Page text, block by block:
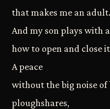
that makes me an adult.
And my son plays with
how to open and close
A peace
without the big noise
ploughshares,